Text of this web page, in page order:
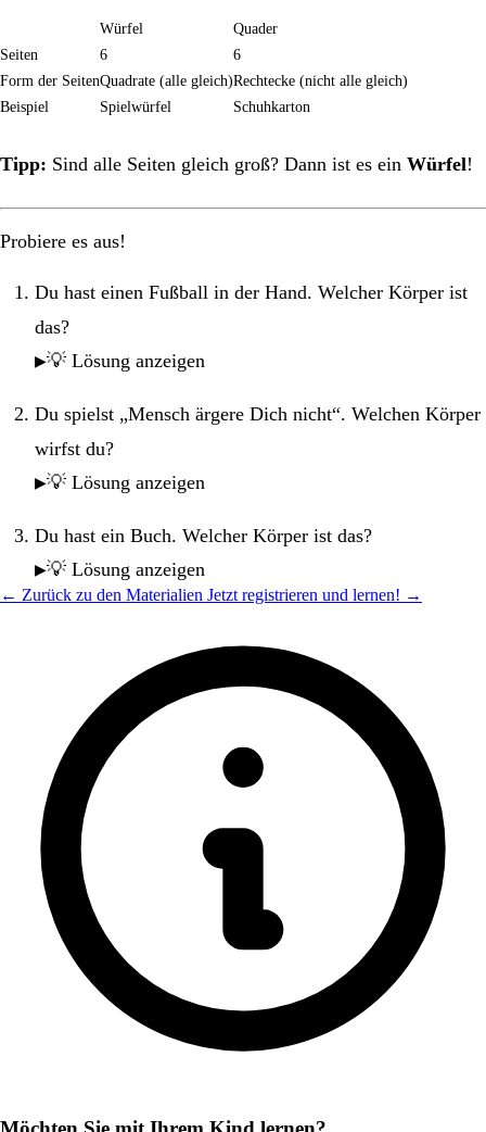
Würfel
Quader
Seiten
6
6
Form der SeitenQuadrate (alle gleich)Rechtecke (nicht alle gleich)
Beispiel
Spielwürfel Schuhkarton
Tipp: Sind alle Seiten gleich groß? Dann ist es ein Würfel!
Probiere es aus!
Du hast einen Fußball in der Hand. Welcher Körper ist
das?
💡 Lösung anzeigen
Du spielst „Mensch ärgere Dich nicht“. Welchen Körper
wirfst du?
💡 Lösung anzeigen
Du hast ein Buch. Welcher Körper ist das?
💡 Lösung anzeigen
← Zurück zu den Materialien Jetzt registrieren und lernen! →